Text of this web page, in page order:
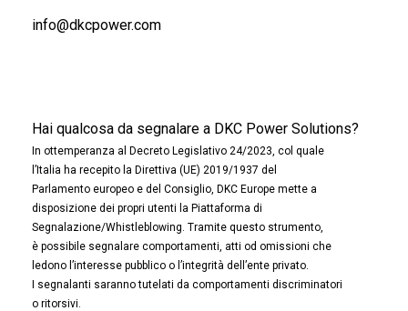
info@dkcpower.com
Hai qualcosa da segnalare a DKC Power Solutions?
In ottemperanza al Decreto Legislativo 24/2023, col quale
l’Italia ha recepito la Direttiva (UE) 2019/1937 del
Parlamento europeo e del Consiglio, DKC Europe mette a
disposizione dei propri utenti la Piattaforma di
Segnalazione/Whistleblowing. Tramite questo strumento,
è possibile segnalare comportamenti, atti od omissioni che
ledono l’interesse pubblico o l’integrità dell’ente privato.
I segnalanti saranno tutelati da comportamenti discriminatori
o ritorsivi.